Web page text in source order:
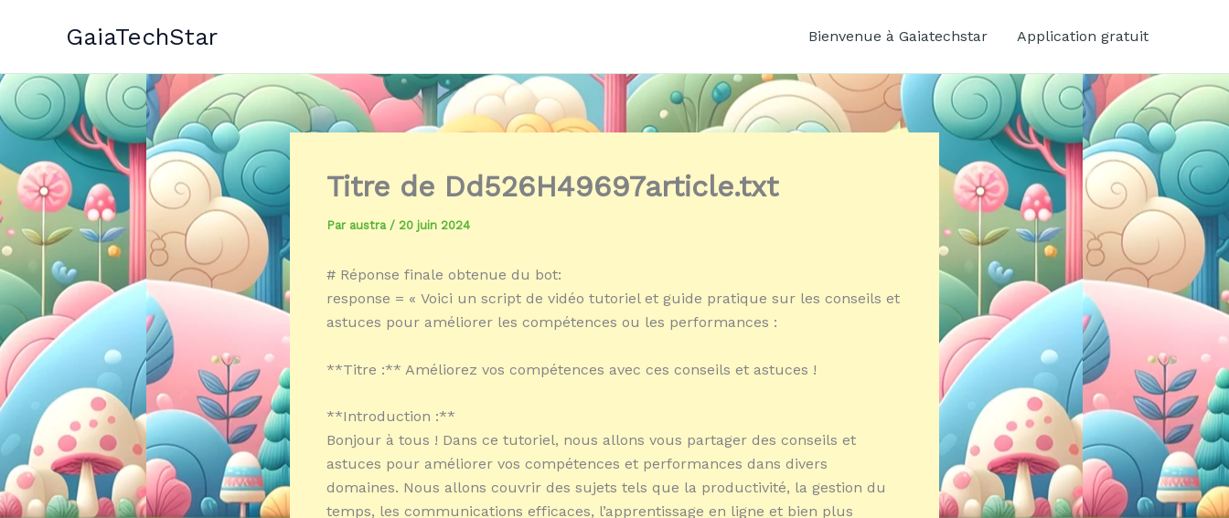
GaiaTechStar Bienvenue à Gaiatechstar Application gratuit
Titre de Dd526H49697article.txt
Par austra / 20 juin 2024
# Réponse finale obtenue du bot:
response = « Voici un script de vidéo tutoriel et guide pratique sur les conseils et
astuces pour améliorer les compétences ou les performances :
**Titre :** Améliorez vos compétences avec ces conseils et astuces !
**Introduction :**
Bonjour à tous ! Dans ce tutoriel, nous allons vous partager des conseils et
astuces pour améliorer vos compétences et performances dans divers
domaines. Nous allons couvrir des sujets tels que la productivité, la gestion du
temps, les communications efficaces, l’apprentissage en ligne et bien plus